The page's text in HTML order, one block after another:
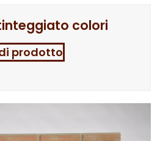
colori
prodotto